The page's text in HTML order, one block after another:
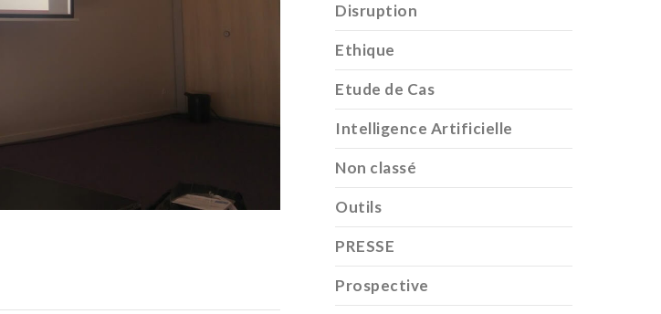
Disruption
Ethique
Etude de Cas
Intelligence Artificielle
Non classé
Outils
PRESSE
Prospective